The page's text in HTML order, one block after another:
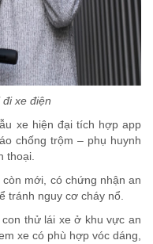
xe điện
xe hiện đại tích hợp app
chống trộm – phụ huynh
thoại.
mới, có chứng nhận an
tránh nguy cơ cháy nổ.
thử lái xe ở khu vực an
xe có phù hợp vóc dáng,